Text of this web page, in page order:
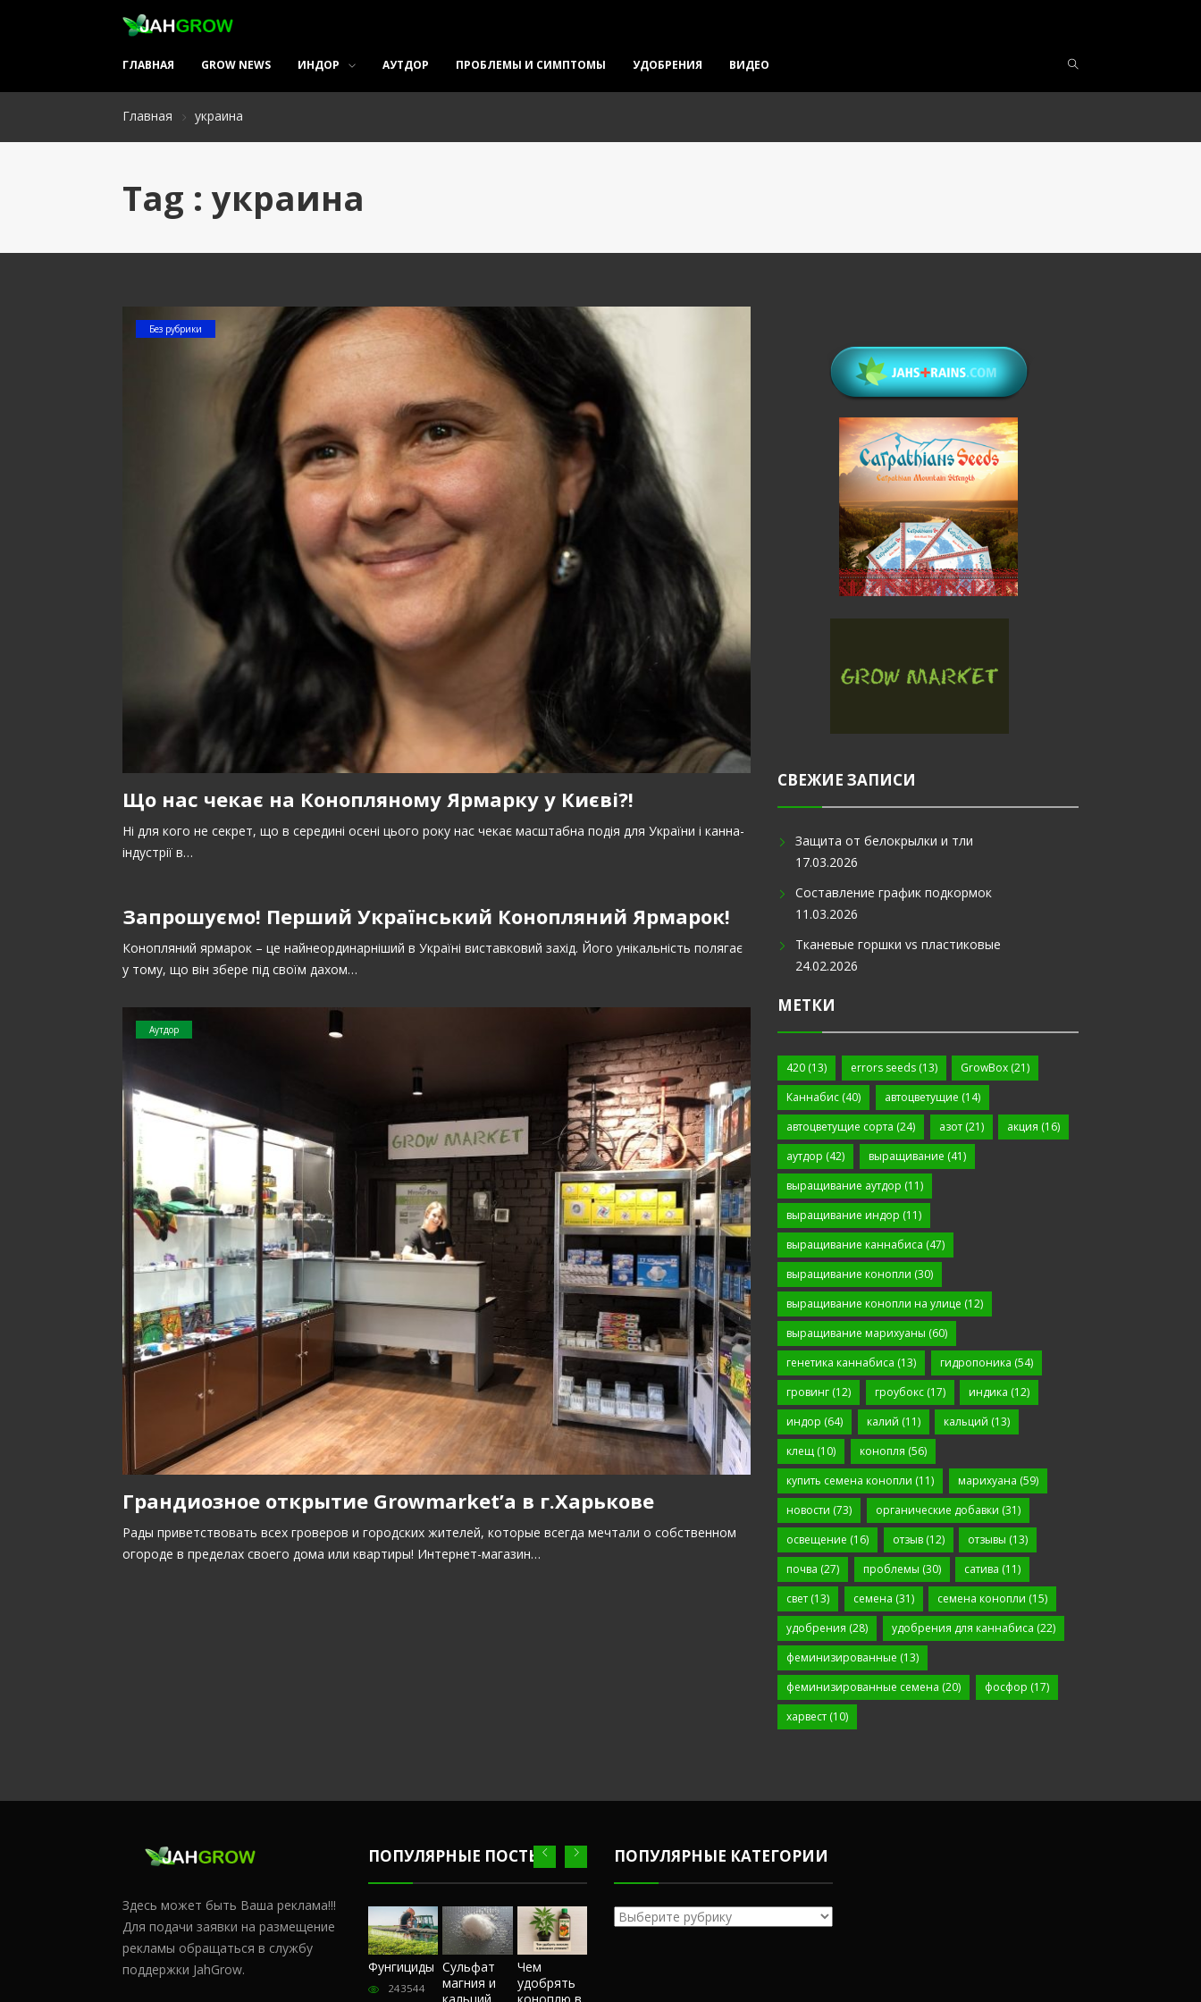
ГЛАВНАЯ GROW NEWS ИНДОР АУТДОР ПРОБЛЕМЫ И СИМПТОМЫ УДОБРЕНИЯ ВИДЕО
Главная украина
Tag : украина
Без рубрики
Що нас чекає на Конопляному Ярмарку у Києві?!
Ні для кого не секрет, що в середині осені цього року нас чекає масштабна подія для України і канна-
індустрії в…
Запрошуємо! Перший Український Конопляний Ярмарок!
Конопляний ярмарок – це найнеординарніший в Україні виставковий захід. Його унікальність полягає
у тому, що він збере під своїм дахом…
Аутдор
Грандиозное открытие Growmarket’а в г.Харькове
Рады приветствовать всех гроверов и городских жителей, которые всегда мечтали о собственном
огороде в пределах своего дома или квартиры! Интернет-магазин…
СВЕЖИЕ ЗАПИСИ
Защита от белокрылки и тли
17.03.2026
Составление график подкормок
11.03.2026
Тканевые горшки vs пластиковые
24.02.2026
МЕТКИ
420 (13) errors seeds(13) GrowBox (21)
Каннабис (40) автоцветущие (14)
автоцветущие сорта (24) азот(21) акция (16)
аутдор (42) выращивание (41)
выращивание аутдор (11)
выращивание индор (11)
выращивание каннабиса (47)
выращивание конопли (30)
выращивание конопли на улице (12)
выращивание марихуаны (60)
генетика каннабиса (13) гидропоника (54)
гровинг (12) гроубокс(17) индика (12)
индор (64) калий (11) кальций (13)
клещ (10) конопля (56)
купить семена конопли (11) марихуана (59)
новости (73) органические добавки (31)
освещение (16) отзыв(12) отзывы (13)
почва (27) проблемы (30) сатива (11)
свет (13) семена (31) семена конопли (15)
удобрения (28) удобрения для каннабиса (22)
феминизированные (13)
феминизированные семена (20) фосфор (17)
харвест (10)
Здесь может быть Ваша реклама!!!
Для подачи заявки на размещение
рекламы обращаться в службу
поддержки JahGrow.
ПОПУЛЯРНЫЕ ПОСТЫ
Сульфат
магния и
Чем
Честный
Фунгициды
243544
Сульфат
магния и
кальций
Чем
удобрять
коноплю в
ПОПУЛЯРНЫЕ КАТЕГОРИИ
Популярные